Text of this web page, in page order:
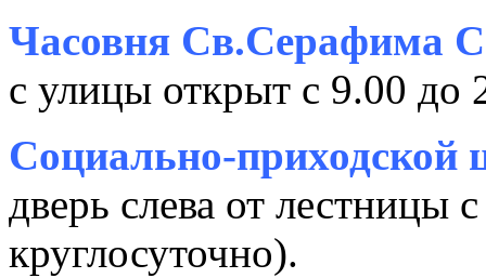
Часовня Св.Серафима
с улицы открыт с 9.00 до
Социально-приходской
дверь слева от лестницы
круглосуточно).